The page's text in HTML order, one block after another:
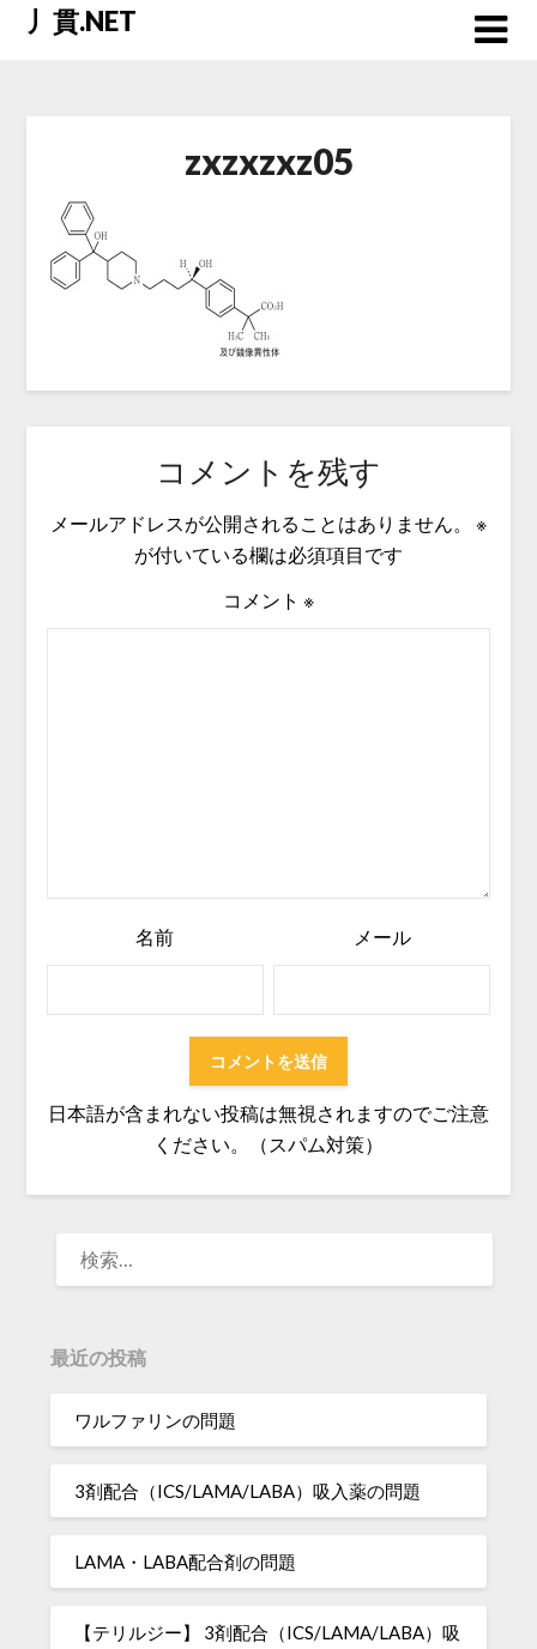
Skip丿貫.NET
zxzxzxz05
コメントを残す
メールアドレスが公開されることはありません。
※
が付いている欄は必須項目です
コメント ※
名前 メール
日本語が含まれない投稿は無視されますのでご注意
ください。（スパム対策）
最近の投稿
ワルファリンの問題
3剤配合（ICS/LAMA/LABA）吸入薬の問題
LAMA・LABA配合剤の問題
【テリルジー】 3剤配合（ICS/LAMA/LABA）吸